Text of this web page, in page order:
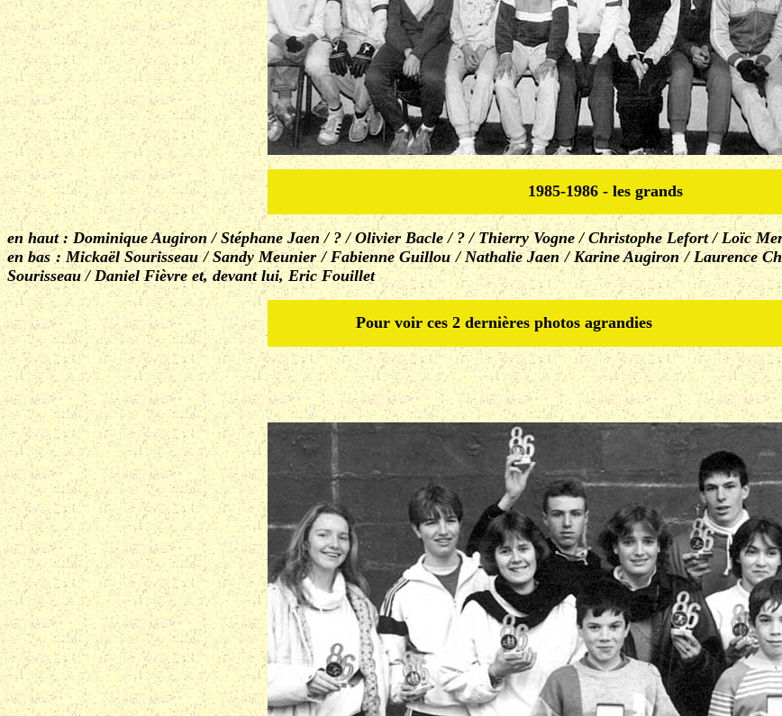
1985-1986 - les grands
en haut : Dominique Augiron / Stéphane Jaen / ? / Olivier Bacle / ? / Thierry Vogne / Christophe Lefort / Loïc
en bas : Mickaël Sourisseau / Sandy Meunier / Fabienne Guillou / Nathalie Jaen / Karine Augiron / Laurence
Sourisseau / Daniel Fièvre et, devant lui, Eric Fouillet
Pour voir ces 2 dernières photos agrandies